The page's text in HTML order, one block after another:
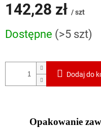
142,28 zł / szt
jednostkowa:
Dostępne (>5 szt)
Dodaj do
Opakowanie